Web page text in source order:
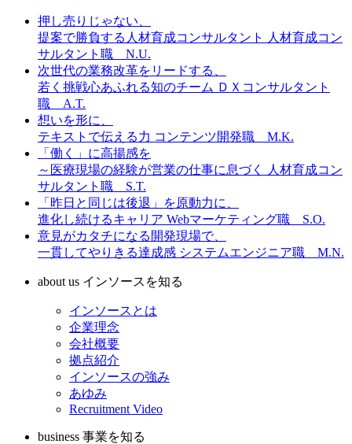
押し売りじゃない、
提案で勝負する人材育成コンサルタント
人材育成コン
サルタント職 N.U.
次世代の業務改革をリードする、
若く挑戦心あふれる知のチーム ＤＸコンサルタント
職 A.T.
想いを形に、
テキストで伝える力 コンテンツ開発職 M.K.
「働く」に高揚感を
～医療現場の経験が営業の仕事に息づく
人材育成コン
サルタント職 S.T.
「昨日と同じは後退」を原動力に、
進化し続けるキャリア Webマーケティング職 S.O.
意見がカタチになる開発現場で、
一貫してやりきる達成感 システムエンジニア職 M.N.
about us インソースを知る
インソースとは
企業理念
会社概要
拠点紹介
インソースの強み
あゆみ
Recruitment Video
business 事業を知る